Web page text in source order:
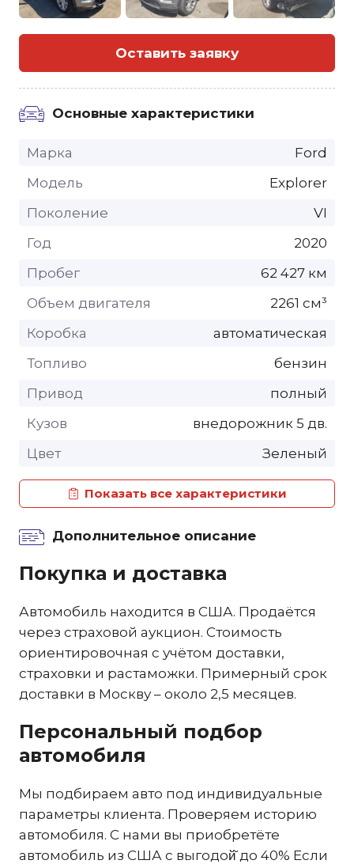
Основные характеристики
Марка
Ford
Модель
Explorer
Поколение
VI
Год
2020
Пробег
62 427 км
Объем двигателя
2261 см³
Коробка
автоматическая
Топливо
бензин
Привод
полный
Кузов
внедорожник 5 дв.
Цвет
Зеленый
Показать все характеристики
Оставить заявку
Дополнительное описание
Покупка и доставка
Автомобиль находится в США. Продаётся
через страховой аукцион. Стоимость
ориентировочная с учётом доставки,
страховки и растаможки. Примерный срок
доставки в Москву – около 2,5 месяцев.
Персональный подбор
автомобиля
Мы подбираем авто под индивидуальные
параметры клиента. Проверяем историю
автомобиля. С нами вы приобретёте
автомобиль из США с выгодой̆ до 40% Если